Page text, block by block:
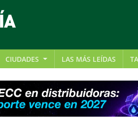
CIUDADES LAS MÁS LEÍDAS